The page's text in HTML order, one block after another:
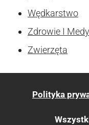
Wędkarstwo
Zdrowie I
Zwierzęta
Polityka